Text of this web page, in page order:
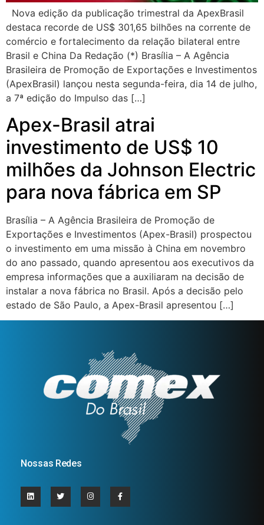
Nova edição da publicação trimestral da ApexBrasil
destaca recorde de US$ 301,65 bilhões na corrente de
comércio e fortalecimento da relação bilateral entre
Brasil e China Da Redação (*) Brasília – A Agência
Brasileira de Promoção de Exportações e Investimentos
(ApexBrasil) lançou nesta segunda-feira, dia 14 de julho,
a 7ª edição do Impulso das […]
Apex-Brasil atrai
investimento de US$ 10
milhões da Johnson Electric
para nova fábrica em SP
Brasília – A Agência Brasileira de Promoção de
Exportações e Investimentos (Apex-Brasil) prospectou
o investimento em uma missão à China em novembro
do ano passado, quando apresentou aos executivos da
empresa informações que a auxiliaram na decisão de
instalar a nova fábrica no Brasil. Após a decisão pelo
estado de São Paulo, a Apex-Brasil apresentou […]
Nossas Redes